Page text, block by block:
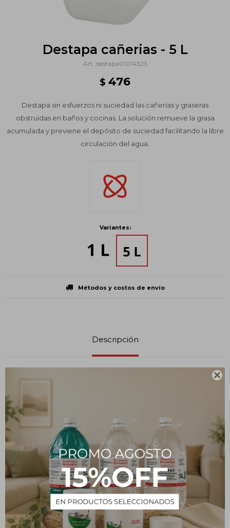

Destapa cañerias - 5 L
destapa01014323
$ 476
Destapa sin esfuerzos ni suciedad las cañerías y graseras
obstruidas en baños y cocinas. La solución remueve la grasa
acumulada y previene el depósito de suciedad facilitando la libre
circulación del agua.
Variantes:
Métodos y costos de envío
Descripción
MODO DE USO:
Verter el líquido Destapa Cañerías para desobstruir las cañerías
ya tapadas o prevenir el depósito de suciedad o grasa en las
mismas.
Dejar actuar de 6 a 8 horas, sin hacer circular el agua. Luego deje
circular abundante agua caliente para ayudar a la disolución de
grasas. Al final dejar circular agua fría para enjuagar.
Graseras: aplicar por pileta de la cocina 2 vasos por semana.
Cañerías pileta, wáter o bidet: aplicar 1 vaso por semana.